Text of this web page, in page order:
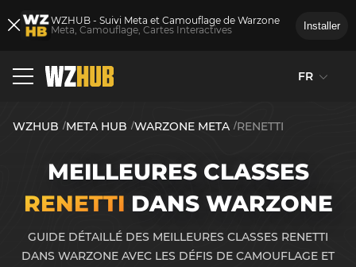
WZHUB - Suivi Meta et Camouflage de Warzone
Meta, Camouflage, Cartes Interactives
Installer
FR
WZHUB META HUB WARZONE META RENETTI
MEILLEURES CLASSES
RENETTI DANS WARZONE
GUIDE DÉTAILLÉ DES MEILLEURES CLASSES RENETTI
DANS WARZONE AVEC LES DÉFIS DE CAMOUFLAGE ET